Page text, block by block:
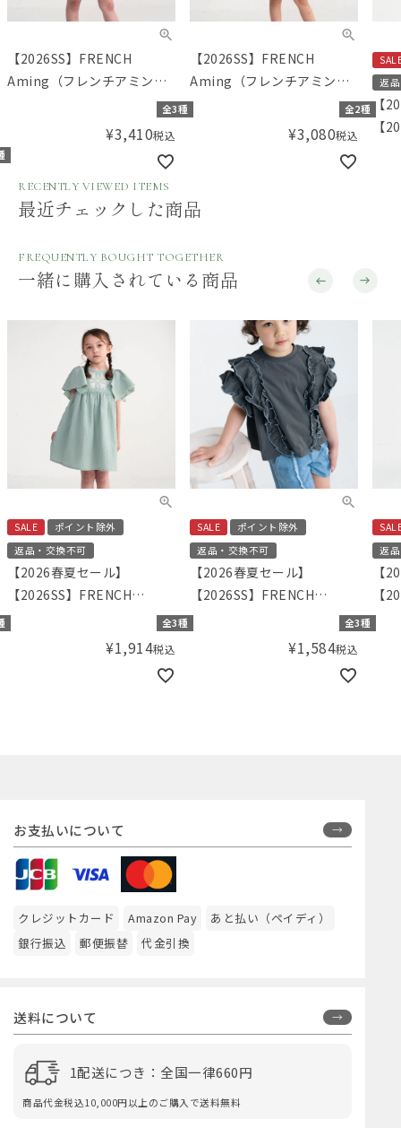
【2026SS】FRENCH
Aming（フレンチアミン
グ）花柄切替リボンワンピ全3種
¥3,410税込
【2026SS】FRENCH
Aming（フレンチアミン
グ）トライアングルカット全2種
¥3,080税込
返
【
【
RECENTLY VIEWED ITEMS
最近チェックした商品
FREQUENTLY BOUGHT TOGETHER
一緒に購入されている商品
SALE
ポイント除外
返品・交換不可
【2026春夏セール】
【2026SS】FRENCH
Aming（フレンチアミン
グ）刺繍ワンピース
全3種
¥1,914税込
SALE
ポイント除外
返品・交換不可
【2026春夏セール】
【2026SS】FRENCH
Aming（フレンチアミン
グ）カラーメローフリルTシ
全3種
¥1,584税込
返
【
【
お支払いについて
クレジットカード Amazon Pay
あと払い（ペイディ）
銀行振込
郵便振替 代金引換
送料について
1配送につき：全国一律660円
商品代金税込10,000円以上のご購入で送料無料